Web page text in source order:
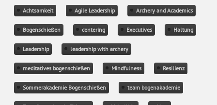
Achtsamkeit Agile Leadership Archery and Academics
Bogenschießen centering Executives Haltung
Leadership leadership with archery
meditatives bogenschießen Mindfulness Resilienz
Sommerakademie Bogenschießen team bogenakademie